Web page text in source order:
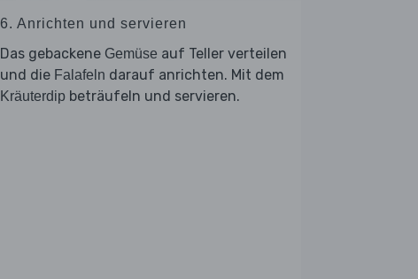
6. Anrichten und servieren
Das gebackene Gemüse auf Teller verteilen
und die Falafeln darauf anrichten. Mit dem
Kräuterdip beträufeln und servieren.